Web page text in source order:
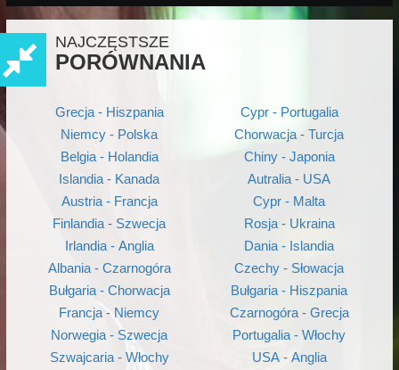
NAJCZĘSTSZE
PORÓWNANIA
Grecja - Hiszpania
Niemcy - Polska
Belgia - Holandia
Islandia - Kanada
Austria - Francja
Finlandia - Szwecja
Irlandia - Anglia
Albania - Czarnogóra
Bułgaria - Chorwacja
Francja - Niemcy
Norwegia - Szwecja
Szwajcaria - Włochy
Cypr - Portugalia
Chorwacja - Turcja
Chiny - Japonia
Autralia - USA
Cypr - Malta
Rosja - Ukraina
Dania - Islandia
Czechy - Słowacja
Bułgaria - Hiszpania
Czarnogóra - Grecja
Portugalia - Włochy
USA - Anglia